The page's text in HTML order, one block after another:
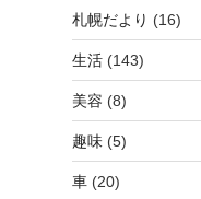
札幌だより (16)
生活(143)
美容 (8)
趣味(5)
車(20)